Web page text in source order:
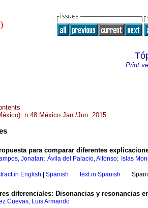
Print
n.48 México Jan./Jun. 2015
para comparar diferentes
Jonatan; Ávila del Palacio, Alfonso; Islas
in English Spanish · text in Spanish ·
diferenciales: Disonancias y resonancias
Cuevas, Luis Armando